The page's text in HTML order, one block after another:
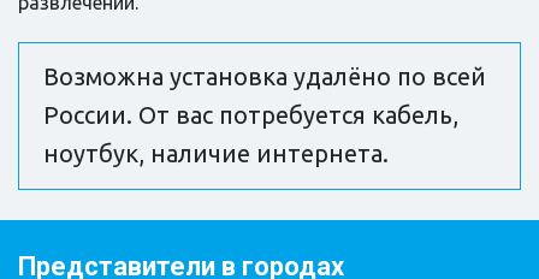
Возможна установка удалёно по всей
России. От вас потребуется кабель,
ноутбук, наличие интернета.
Представители в городах